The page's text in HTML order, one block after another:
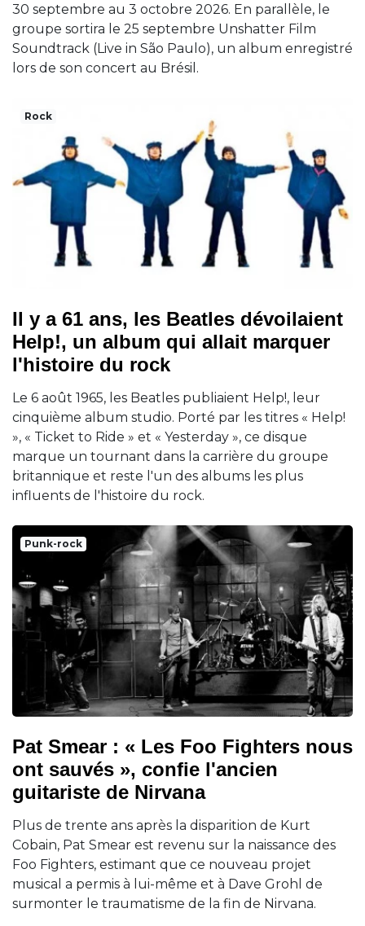
30 septembre au 3 octobre 2026. En parallèle, le
groupe sortira le 25 septembre Unshatter Film
Soundtrack (Live in São Paulo), un album enregistré
lors de son concert au Brésil.
Rock
Il y a 61 ans, les Beatles dévoilaient
Help!, un album qui allait marquer
l'histoire du rock
Le 6 août 1965, les Beatles publiaient Help!, leur
cinquième album studio. Porté par les titres « Help!
», « Ticket to Ride » et « Yesterday », ce disque
marque un tournant dans la carrière du groupe
britannique et reste l'un des albums les plus
influents de l'histoire du rock.
Punk-rock
Pat Smear : « Les Foo Fighters nous
ont sauvés », confie l'ancien
guitariste de Nirvana
Plus de trente ans après la disparition de Kurt
Cobain, Pat Smear est revenu sur la naissance des
Foo Fighters, estimant que ce nouveau projet
musical a permis à lui-même et à Dave Grohl de
surmonter le traumatisme de la fin de Nirvana.